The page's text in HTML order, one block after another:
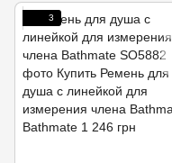
3